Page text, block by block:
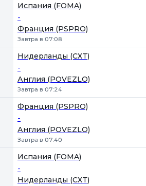
Испания (FOMA)
-
Франция (PSPRO)
Завтра в 07:08
Нидерланды (CXT)
-
Англия (POVEZLO)
Завтра в 07:24
Франция (PSPRO)
-
Англия (POVEZLO)
Завтра в 07:40
Испания (FOMA)
-
Нидерланды (CXT)